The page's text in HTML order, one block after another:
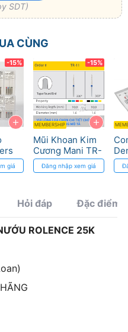
SDT)
CÙNG
+
-15%
giá
+
-15%
MEMBERSHIP
Mũi Khoan Kim
Cương Mani TR-
Độ Bền Cao, Cắt
Chính Xác
Đăng nhập xem giá
-
Hỏi đáp Đặc điểm
ROLENCE 25K